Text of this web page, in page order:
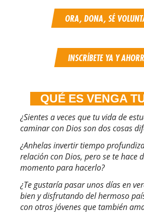
ORA, DONA, SÉ
INSCRÍBETE YA Y
QUÉ ES VENGA
¿Sientes a veces que tu vida de
caminar con Dios son dos cosas
¿Anhelas invertir tiempo
relación con Dios, pero se te hace
momento para hacerlo?
¿Te gustaría pasar unos días en
bien y disfrutando del hermoso
con otros jóvenes que también